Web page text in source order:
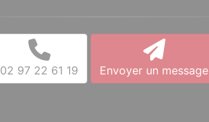
02 97 22 61 19 Envoyer un message